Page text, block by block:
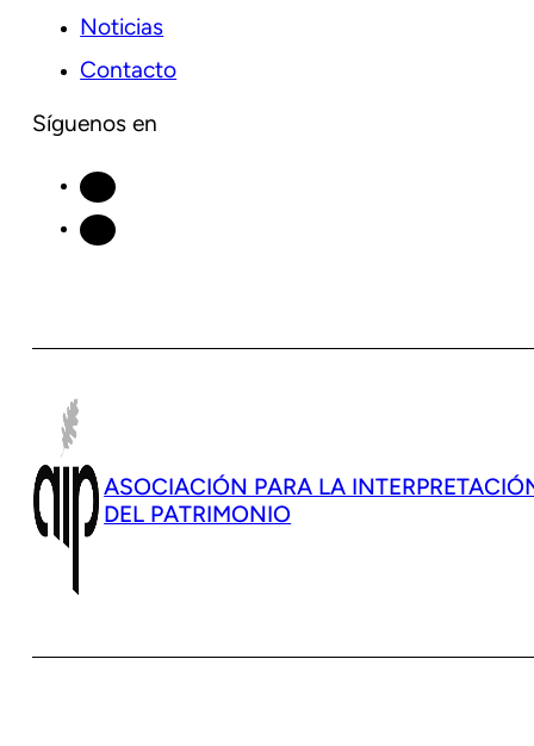
Noticias
Contacto
Síguenos en
ASOCIACIÓN PARA LA
DEL PATRIMONIO